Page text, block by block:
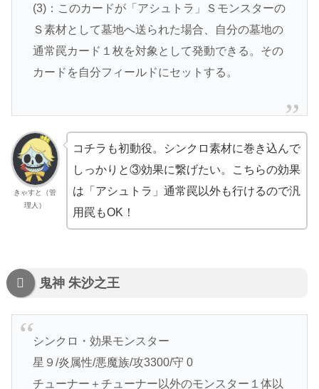
(3)：このカードが「アシュトラ」Ｓモンスターの
Ｓ素材として墓地へ送られた場合、自分の墓地の
通常罠カード１枚を対象として発動できる。その
カードを自分フィールドにセットする。
きゃすと（管
理人）
コチラも初動役。シンクロ素材に巻き込んで
しっかりと③効果に繋げたい。こちらの効果
は「アシュトラ」通常罠以外も行けるので汎
用罠もOK！
鬼神 朱沙之王
シンクロ・効果モンスター
星９/炎属性/悪魔族/攻3300/守 0
チューナー＋チューナー以外のモンスター１体以